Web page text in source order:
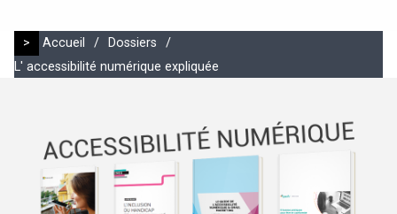
> Accueil / Dossiers
/
L' accessibilité numérique expliquée